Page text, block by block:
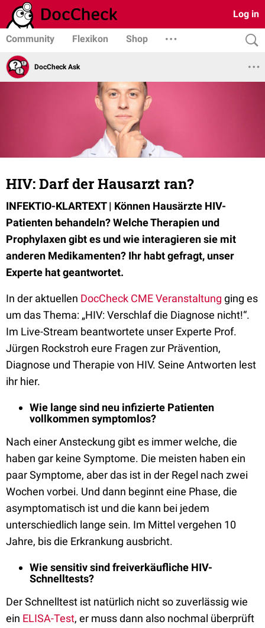
Log in
Community Flexikon Shop
DocCheck Ask
HIV: Darf der Hausarzt ran?
INFEKTIO-KLARTEXT | Können Hausärzte HIV-
Patienten behandeln? Welche Therapien und
Prophylaxen gibt es und wie interagieren sie mit
anderen Medikamenten? Ihr habt gefragt, unser
Experte hat geantwortet.
In der aktuellen DocCheck CME Veranstaltung ging es
um das Thema: „HIV: Verschlaf die Diagnose nicht!“.
Im Live-Stream beantwortete unser Experte Prof.
Jürgen Rockstroh eure Fragen zur Prävention,
Diagnose und Therapie von HIV. Seine Antworten lest
ihr hier.
Wie lange sind neu infizierte Patienten
vollkommen symptomlos?
Nach einer Ansteckung gibt es immer welche, die
haben gar keine Symptome. Die meisten haben ein
paar Symptome, aber das ist in der Regel nach zwei
Wochen vorbei. Und dann beginnt eine Phase, die
asymptomatisch ist und die kann bei jedem
unterschiedlich lange sein. Im Mittel vergehen 10
Jahre, bis die Erkrankung ausbricht.
Wie sensitiv sind freiverkäufliche HIV-
Schnelltests?
Der Schnelltest ist natürlich nicht so zuverlässig wie
ein ELISA-Test, er muss dann also nochmal überprüft